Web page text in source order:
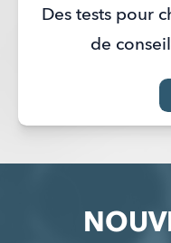
Des tests pour
de